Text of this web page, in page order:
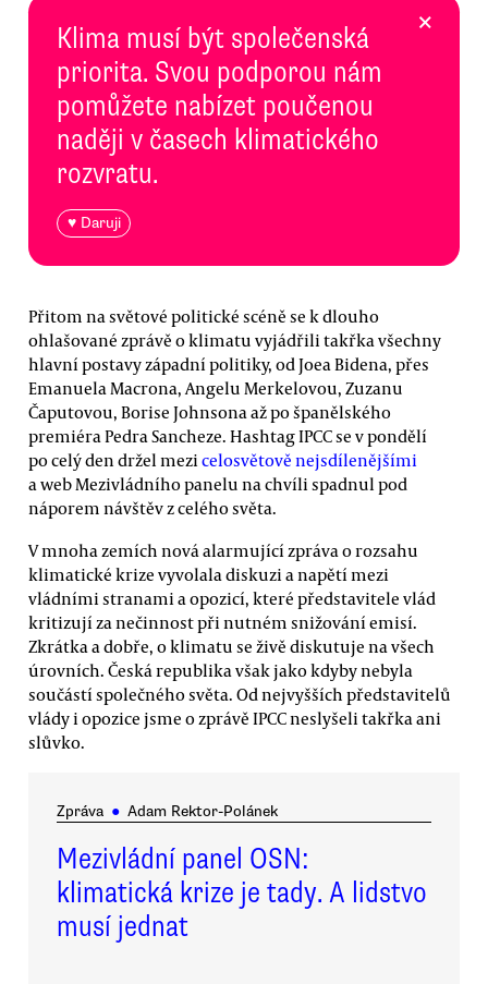
Klima musí být společenská
priorita. Svou podporou nám
pomůžete nabízet poučenou
naději v časech klimatického
rozvratu.
♥ Daruji
×
Přitom na světové politické scéně se k dlouho
ohlašované zprávě o klimatu vyjádřili takřka všechny
hlavní postavy západní politiky, od Joea Bidena, přes
Emanuela Macrona, Angelu Merkelovou, Zuzanu
Čaputovou, Borise Johnsona až po španělského
premiéra Pedra Sancheze. Hashtag IPCC se v pondělí
po celý den držel mezi celosvětově nejsdílenějšími
a web Mezivládního panelu na chvíli spadnul pod
náporem návštěv z celého světa.
V mnoha zemích nová alarmující zpráva o rozsahu
klimatické krize vyvolala diskuzi a napětí mezi
vládními stranami a opozicí, které představitele vlád
kritizují za nečinnost při nutném snižování emisí.
Zkrátka a dobře, o klimatu se živě diskutuje na všech
úrovních. Česká republika však jako kdyby nebyla
součástí společného světa. Od nejvyšších představitelů
vlády i opozice jsme o zprávě IPCC neslyšeli takřka ani
slůvko.
Zpráva ● Adam Rektor-Polánek
Mezivládní panel OSN:
klimatická krize je tady. A lidstvo
musí jednat